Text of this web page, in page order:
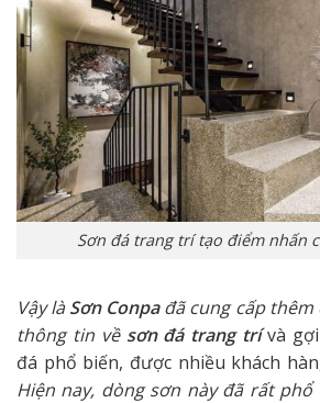
Sơn đá trang trí tạo điểm nhấn
Vậy làSơn Conpađã cung cấp thêm
thông tin về sơn đá trang trívà gợi
đá phổ biến, được nhiều khách
Hiện nay, dòng sơn này đã rất